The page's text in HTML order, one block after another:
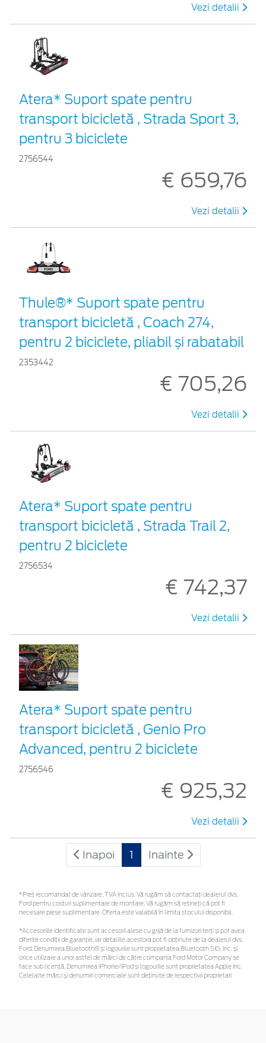
Vezi detalii
Atera* Suport spate pentru
transport bicicletă , Strada Sport 3,
pentru 3 biciclete
2756544
€ 659,76
Vezi detalii
Thule®* Suport spate pentru
transport bicicletă , Coach 274,
pentru 2 biciclete, pliabil și rabatabil
2353442
€ 705,26
Vezi detalii
Atera* Suport spate pentru
transport bicicletă , Strada Trail 2,
pentru 2 biciclete
2756534
€ 742,37
Vezi detalii
Atera* Suport spate pentru
transport bicicletă , Genio Pro
Advanced, pentru 2 biciclete
2756546
€ 925,32
Vezi detalii
Inapoi 1 Inainte
*Preţ recomandat de vânzare, TVA inclus. Vă rugăm să contactaţi dealerul dvs.
Ford pentru costuri suplimentare de montare. Vă rugăm să rețineți că pot fi
necesare piese suplimentare. Oferta este valabilă în limita stocului disponibil.
*Accesoriile identificate sunt accesorii alese cu grijă de la furnizori terți și pot avea
diferite condiții de garanție, iar detaliile acestora pot fi obținute de la dealerul dvs.
Ford. Denumirea Bluetooth® și logourile sunt proprietatea Bluetooth SIG, Inc. și
orice utilizare a unor astfel de mărci de către compania Ford Motor Company se
face sub licență. Denumirea iPhone/iPod și logourile sunt proprietatea Apple Inc.
Celelalte mărci și denumiri comerciale sunt deținute de respectivii proprietari